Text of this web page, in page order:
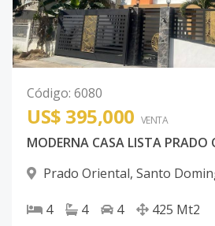
Código: 6080
US$ 395,000 VENTA
Prado Oriental, Santo
4 4 4 425 Mt2